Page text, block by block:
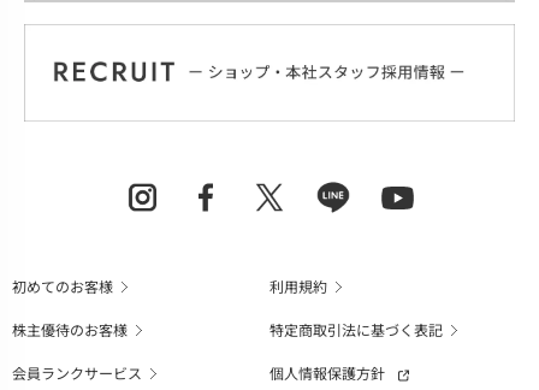
初めてのお客様
利用規約
株主優待のお客様
特定商取引法に基づく表記
会員ランクサービス
個人情報保護方針